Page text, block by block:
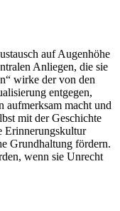
auf Augenhöhe
Anliegen, die sie
wirke der von den
entgegen,
aufmerksam macht und
mit der Geschichte
Erinnerungskultur
Grundhaltung fördern.
wenn sie Unrecht